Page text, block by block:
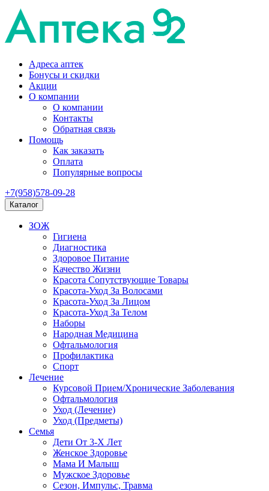
Адреса аптек
Бонусы и скидки
Акции
О компании
О компании
Контакты
Обратная связь
Помощь
Как заказать
Оплата
Популярные вопросы
+7(958)578-09-28
Каталог
ЗОЖ
Гигиена
Диагностика
Здоровое Питание
Качество Жизни
Красота Сопутствующие Товары
Красота-Уход За Волосами
Красота-Уход За Лицом
Красота-Уход За Телом
Наборы
Народная Медицина
Офтальмология
Профилактика
Спорт
Лечение
Курсовой Прием/Хронические Заболевания
Офтальмология
Уход (Лечение)
Уход (Предметы)
Семья
Дети От 3-Х Лет
Женское Здоровье
Мама И Малыш
Мужское Здоровье
Сезон, Импульс, Травма